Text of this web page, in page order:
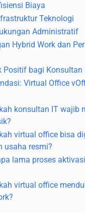
Biaya
Teknologi
Administratif
Hybrid Work dan
Positif bagi Konsultan
Virtual Office
konsultan IT wajib
virtual office bisa
usaha resmi?
lama proses
virtual office